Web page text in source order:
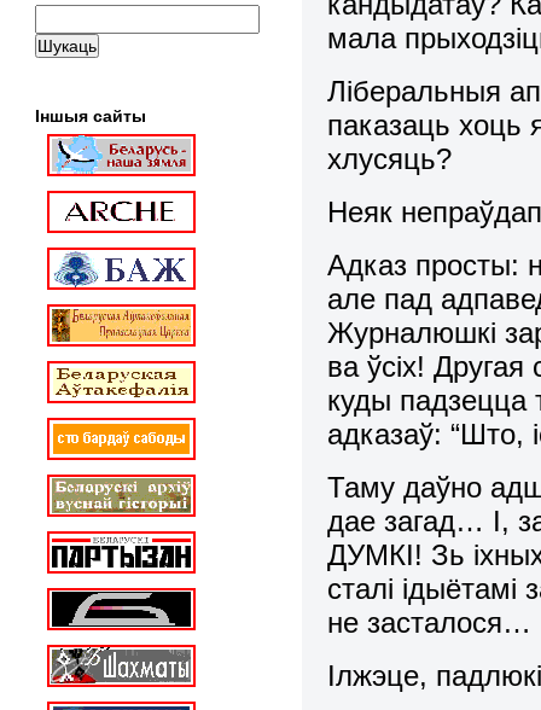
мала
Ліберальныя
паказаць хоць
хлусяць?
Неяк
Адказ просты:
але пад
Журналюшкі
ва ўсіх!
куды падзецца
адказаў: “Што,
Таму даўно
дае загад…
ДУМКІ! Зь
сталі ідыётамі
не засталося…
Ілжэце,
Іншыя сайты